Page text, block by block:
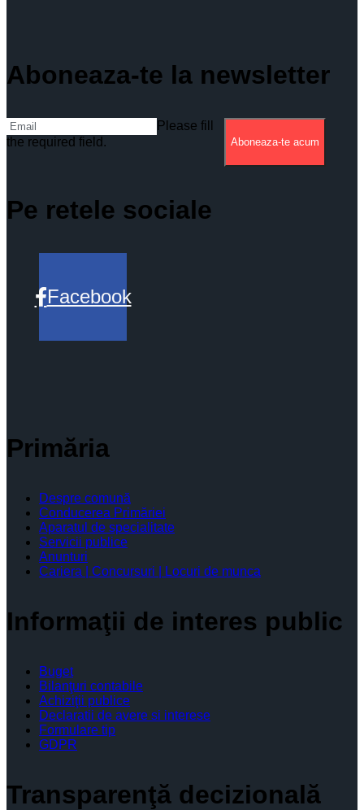
Aboneaza-te la newsletter
Please fill
the required field.
Aboneaza-te acum
Pe retele sociale
Facebook
Primăria
Despre comună
Conducerea Primăriei
Aparatul de specialitate
Servicii publice
Anunturi
Cariera | Concursuri | Locuri de munca
Informaţii de interes public
Buget
Bilanţuri contabile
Achiziţii publice
Declaratii de avere si interese
Formulare tip
GDPR
Transparenţă decizională